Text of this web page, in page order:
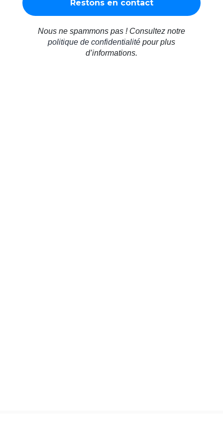
Nous ne spammons pas ! Consultez notre
politique de confidentialité pour plus
d’informations.